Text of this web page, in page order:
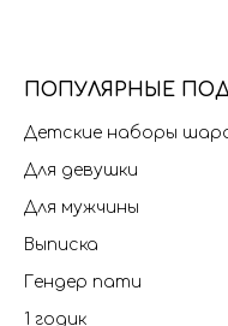
ПОПУЛЯРНЫЕ
Детские наборы
Для девушки
Для мужчины
Выписка
Гендер пати
1 годик